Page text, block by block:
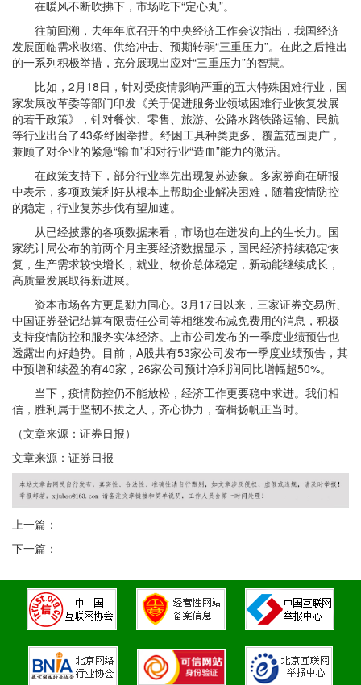
在暖风不断吹拂下，市场吃下“定心丸”。
往前回溯，去年年底召开的中央经济工作会议指出，我国经济
发展面临需求收缩、供给冲击、预期转弱“三重压力”。在此之后推出
的一系列积极举措，充分展现出应对“三重压力”的智慧。
比如，2月18日，针对受疫情影响严重的五大特殊困难行业，国
家发展改革委等部门印发《关于促进服务业领域困难行业恢复发展
的若干政策》，针对餐饮、零售、旅游、公路水路铁路运输、民航
等行业出台了43条纾困举措。纾困工具种类更多、覆盖范围更广，
兼顾了对企业的紧急“输血”和对行业“造血”能力的激活。
在政策支持下，部分行业率先出现复苏迹象。多家券商在研报
中表示，多项政策利好从根本上帮助企业解决困难，随着疫情防控
的稳定，行业复苏步伐有望加速。
从已经披露的各项数据来看，市场也在迸发向上的生长力。国
家统计局公布的前两个月主要经济数据显示，国民经济持续稳定恢
复，生产需求较快增长，就业、物价总体稳定，新动能继续成长，
高质量发展取得新进展。
资本市场各方更是勠力同心。3月17日以来，三家证券交易所、
中国证券登记结算有限责任公司等相继发布减免费用的消息，积极
支持疫情防控和服务实体经济。上市公司发布的一季度业绩预告也
透露出向好趋势。目前，A股共有53家公司发布一季度业绩预告，其
中预增和续盈的有40家，26家公司预计净利润同比增幅超50%。
当下，疫情防控仍不能放松，经济工作更要稳中求进。我们相
信，胜利属于坚韧不拔之人，齐心协力，奋楫扬帆正当时。
（文章来源：证券日报）
文章来源：证券日报
上一篇：
下一篇：